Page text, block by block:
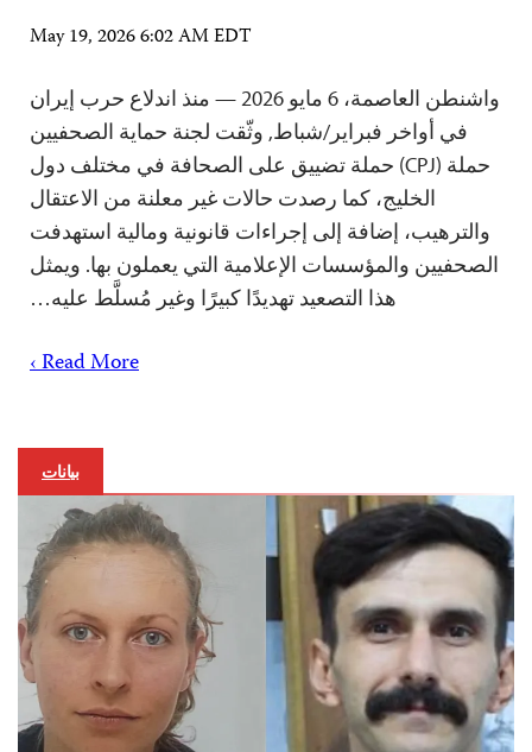
May 19, 2026 6:02 AM EDT
واشنطن العاصمة، 6 مايو 2026 — منذ اندلاع حرب إيران
في أواخر فبراير/شباط, وثّقت لجنة حماية الصحفيين
حملة (CPJ) حملة تضييق على الصحافة في مختلف دول
الخليج، كما رصدت حالات غير معلنة من الاعتقال
والترهيب، إضافة إلى إجراءات قانونية ومالية استهدفت
الصحفيين والمؤسسات الإعلامية التي يعملون بها. ويمثل
هذا التصعيد تهديدًا كبيرًا وغير مُسلَّط عليه…
Read More ›
بيانات